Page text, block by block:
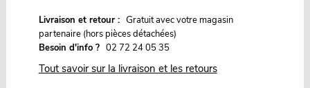
Livraison et retour : Gratuit avec votre magasin
partenaire (hors pièces détachées)
Besoin d'info ? 02 72 24 05 35
Tout savoir sur la livraison et les retours